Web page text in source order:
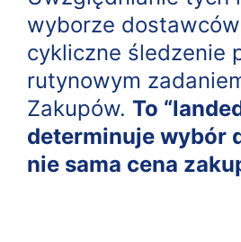
wyborze
cykliczne śledzenie
rutynowym
Zakupów. To
determinuje wybór
nie sama cena